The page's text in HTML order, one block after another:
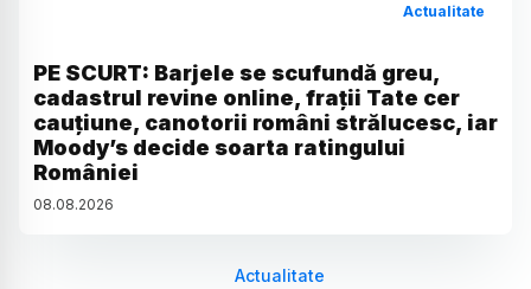
Actualitate
PE SCURT: Barjele se scufundă greu,
cadastrul revine online, frații Tate cer
cauțiune, canotorii români strălucesc, iar
Moody’s decide soarta ratingului
României
08.08.2026
Actualitate